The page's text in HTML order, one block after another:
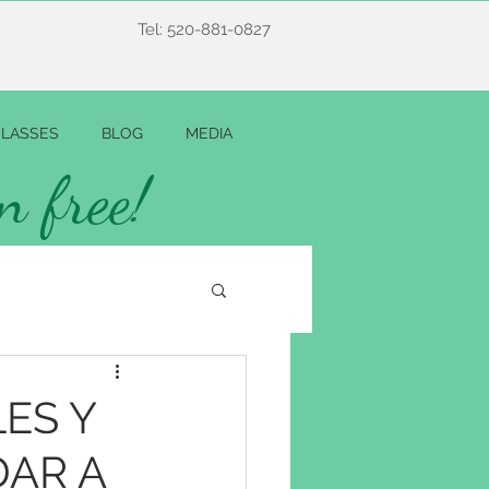
Tel: 520-881-0827
BLOG MEDIA
free!
Y
A